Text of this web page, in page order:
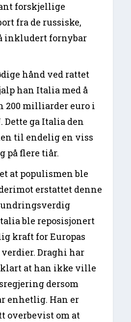
forskjellige
fra de russiske,
inkludert fornybar
hånd ved rattet
han Italia med å
200 milliarder euro i
Dette ga Italia den
til endelig en viss
på flere tiår.
at populismen ble
erstattet denne
ble reposisjonert
kraft for Europas
Draghi har
klart at han ikke ville
dersom
enhetlig. Han er
om at